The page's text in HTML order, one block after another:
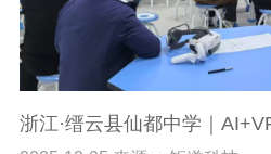
浙江·缙云县仙都中学｜